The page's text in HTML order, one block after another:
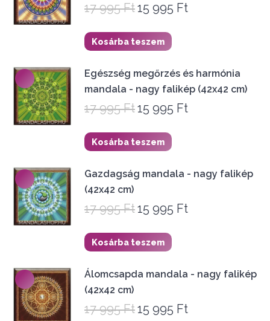
17 995Ft Original
was:
995 Ft.
15 995 Ft
995 Ft.
Kosárba teszem
Egészség megőrzés és harmónia
mandala - nagy falikép (42x42 cm)
17 995Ft Original
was:
995 Ft.
15 995 Ft
995 Ft.
Kosárba teszem
Gazdagság mandala - nagy falikép
(42x42 cm)
17 995Ft Original
was:
995 Ft.
15 995 Ft
995 Ft.
Kosárba teszem
Álomcsapda mandala - nagy falikép
(42x42 cm)
17 995Ft Original
15 995 Ft